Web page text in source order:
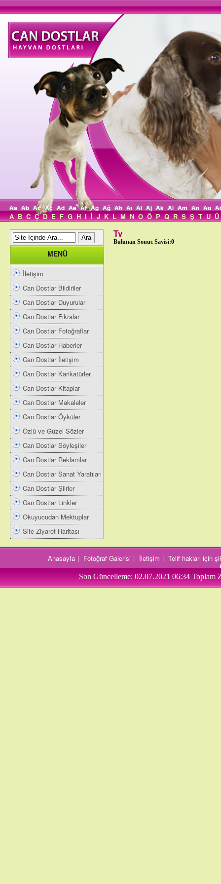
Aa Ab Ac Aç Ad Ae Af Ag Ağ Ah Aı Ai Aj Ak Al Am An Ao
A B C Ç D E F G H I İ J K L M N O Ö P Q R S Ş T U Ü
MENÜ
İletişim
Can Dostlar Bildiriler
Can Dostlar Duyurular
Can Dostlar Fıkralar
Can Dostlar Fotoğraflar
Can Dostlar Haberler
Can Dostlar İletişim
Can Dostlar Karikatürler
Can Dostlar Kitaplar
Can Dostlar Makaleler
Can Dostlar Öyküler
Özlü ve Güzel Sözler
Can Dostlar Söyleşiler
Can Dostlar Reklamlar
Can Dostlar Sanat Yaratıları
Can Dostlar Şiirler
Can Dostlar Linkler
Okuyucudan Mektuplar
Site Ziyaret Haritası
Tv
Bulunan Sonuc Sayisi:0
Anasayfa | Fotoğraf Galerisi | İletişim | Telif hakları için
Son Güncelleme: 02.07.2021 06:34 Toplam